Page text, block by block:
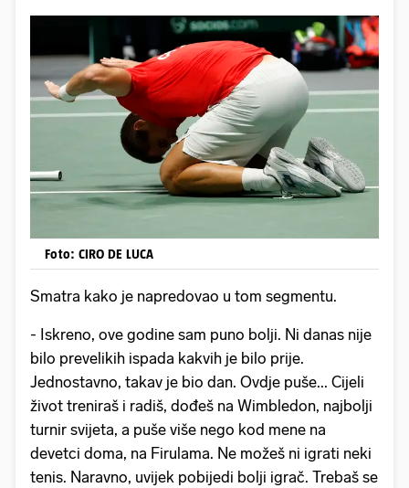
Foto: CIRO DE LUCA
Smatra kako je napredovao u tom segmentu.
- Iskreno, ove godine sam puno bolji. Ni danas nije
bilo prevelikih ispada kakvih je bilo prije.
Jednostavno, takav je bio dan. Ovdje puše... Cijeli
život treniraš i radiš, dođeš na Wimbledon, najbolji
turnir svijeta, a puše više nego kod mene na
devetci doma, na Firulama. Ne možeš ni igrati neki
tenis. Naravno, uvijek pobijedi bolji igrač. Trebaš se